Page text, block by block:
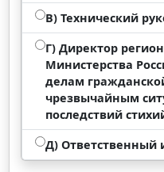
В) Технический
Г) Директор
Министерства
делам
чрезвычайным
последствий
Д) Ответственный